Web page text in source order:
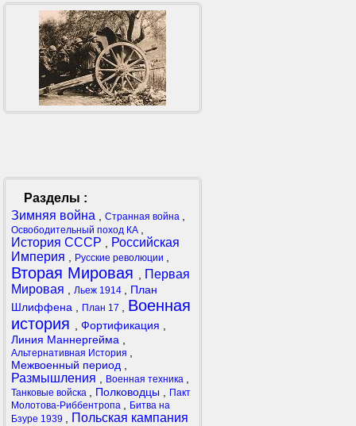
Разделы :
Зимняя война
Странная война
Освободительный поход КА
История СССР
Российская
Империя
Русские революции
Вторая Мировая
Первая
Мировая
Льеж 1914
План
Шлиффена
План 17
Военная
история
Фортификация
Линия Маннергейма
Альтернативная История
Межвоенный период
Размышления Военная техника
Танковые войска Полководцы
Пакт
Молотова-Риббентропа
Битва на
Бзуре 1939
Польская кампания